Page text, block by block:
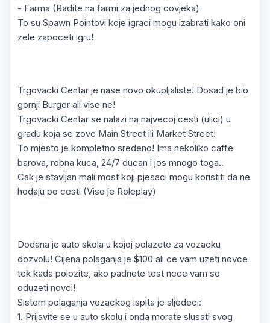
- Farma (Radite na farmi za jednog covjeka)
To su Spawn Pointovi koje igraci mogu izabrati kako oni
zele zapoceti igru!
Trgovacki Centar je nase novo okupljaliste! Dosad je bio
gornji Burger ali vise ne!
Trgovacki Centar se nalazi na najvecoj cesti (ulici) u
gradu koja se zove Main Street ili Market Street!
To mjesto je kompletno sredeno! Ima nekoliko caffe
barova, robna kuca, 24/7 ducan i jos mnogo toga..
Cak je stavljan mali most koji pjesaci mogu koristiti da ne
hodaju po cesti (Vise je Roleplay)
Dodana je auto skola u kojoj polazete za vozacku
dozvolu! Cijena polaganja je $100 ali ce vam uzeti novce
tek kada polozite, ako padnete test nece vam se
oduzeti novci!
Sistem polaganja vozackog ispita je sljedeci:
1. Prijavite se u auto skolu i onda morate slusati svog